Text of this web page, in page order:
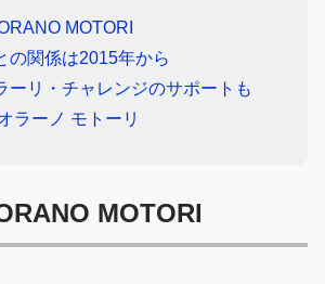
MOTORI
の関係は2015年から
ーリ・チャレンジのサポートも
ラーノ モトーリ
MOTORI